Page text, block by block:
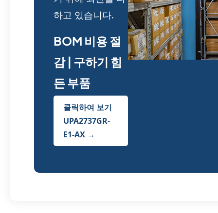
하고 있습니다.
BOM 비용 절
감 | 구하기 힘
든 부품
클릭하여 보기
UPA2737GR-
E1-AX →